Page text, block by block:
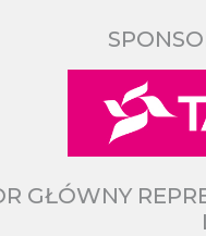
GŁÓWNY